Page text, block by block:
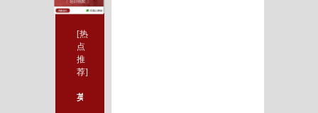
[热
点
推
荐]